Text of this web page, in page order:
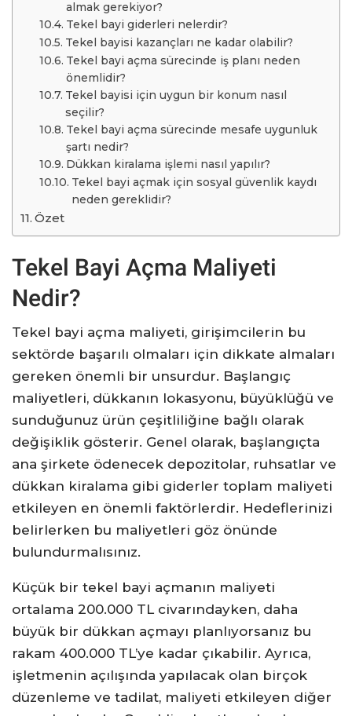
almak gerekiyor?
Tekel bayi giderleri nelerdir?
Tekel bayisi kazançları ne kadar olabilir?
Tekel bayi açma sürecinde iş planı neden
önemlidir?
Tekel bayisi için uygun bir konum nasıl
seçilir?
Tekel bayi açma sürecinde mesafe uygunluk
şartı nedir?
Dükkan kiralama işlemi nasıl yapılır?
Tekel bayi açmak için sosyal güvenlik kaydı
neden gereklidir?
Özet
Tekel Bayi Açma Maliyeti
Nedir?
Tekel bayi açma maliyeti, girişimcilerin bu
sektörde başarılı olmaları için dikkate almaları
gereken önemli bir unsurdur. Başlangıç
maliyetleri, dükkanın lokasyonu, büyüklüğü ve
sunduğunuz ürün çeşitliliğine bağlı olarak
değişiklik gösterir. Genel olarak, başlangıçta
ana şirkete ödenecek depozitolar, ruhsatlar ve
dükkan kiralama gibi giderler toplam maliyeti
etkileyen en önemli faktörlerdir. Hedeflerinizi
belirlerken bu maliyetleri göz önünde
bulundurmalısınız.
Küçük bir tekel bayi açmanın maliyeti
ortalama 200.000 TL civarındayken, daha
büyük bir dükkan açmayı planlıyorsanız bu
rakam 400.000 TL’ye kadar çıkabilir. Ayrıca,
işletmenin açılışında yapılacak olan birçok
düzenleme ve tadilat, maliyeti etkileyen diğer